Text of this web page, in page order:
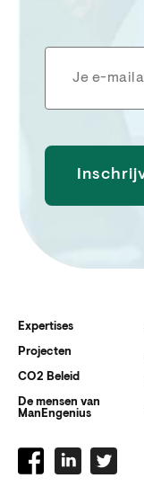
Expertises
Projecten
CO2 Beleid
De mensen van
ManEngenius